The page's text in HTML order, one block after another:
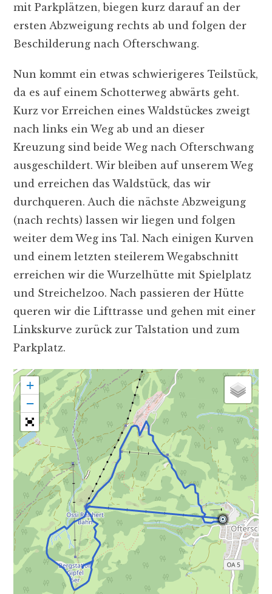
mit Parkplätzen, biegen kurz darauf an der
ersten Abzweigung rechts ab und folgen der
Beschilderung nach Ofterschwang.
Nun kommt ein etwas schwierigeres Teilstück,
da es auf einem Schotterweg abwärts geht.
Kurz vor Erreichen eines Waldstückes zweigt
nach links ein Weg ab und an dieser
Kreuzung sind beide Weg nach Ofterschwang
ausgeschildert. Wir bleiben auf unserem Weg
und erreichen das Waldstück, das wir
durchqueren. Auch die nächste Abzweigung
(nach rechts) lassen wir liegen und folgen
weiter dem Weg ins Tal. Nach einigen Kurven
und einem letzten steilerem Wegabschnitt
erreichen wir die Wurzelhütte mit Spielplatz
und Streichelzoo. Nach passieren der Hütte
queren wir die Lifttrasse und gehen mit einer
Linkskurve zurück zur Talstation und zum
Parkplatz.
+
−